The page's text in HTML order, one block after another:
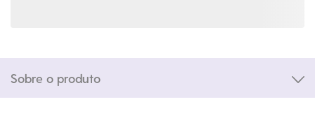
Sobre o produto